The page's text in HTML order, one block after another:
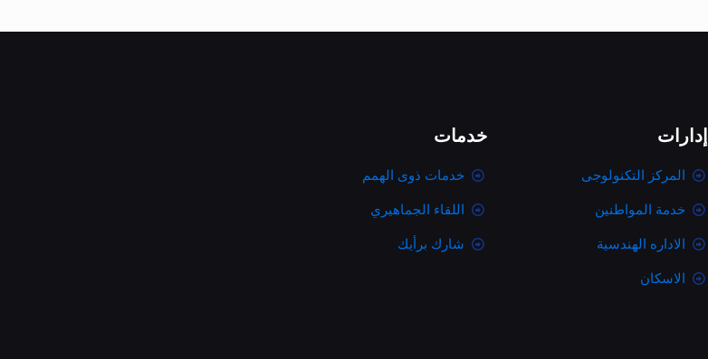
إدارات
المركز التكنولوجى
خدمة المواطنين
الاداره الهندسية
الاسكان
خدمات
خدمات ذوى الهمم
اللقاء الجماهيري
شارك برأيك